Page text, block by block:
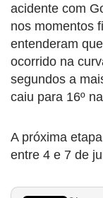
acidente com
nos momentos
entenderam
ocorrido na
segundos a
caiu para 16º
A próxima
entre 4 e 7 de